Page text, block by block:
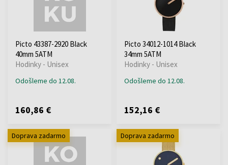
Picto 43387-2920 Black
40mm 5ATM
Hodinky - Unisex
Odošleme do 12.08.
160,86 €
Picto 34012-1014 Black
34mm 5ATM
Hodinky - Unisex
Odošleme do 12.08.
152,16 €
Doprava zadarmo Doprava zadarmo